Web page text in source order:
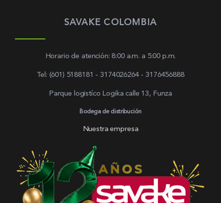
SAVAKE COLOMBIA
Horario de atención: 8:00 a.m. a 5:00 p.m.
Tel: (601) 5188181 - 3174026264 - 3176456888
Parque logistíco Logika calle 13, Funza
Bodega de distribución
Nuestra empresa